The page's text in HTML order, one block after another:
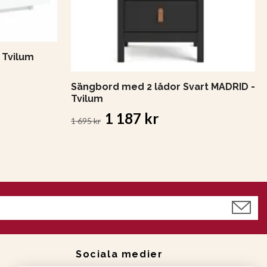
Tvilum
Sängbord med 2 lådor Svart MADRID -
Tvilum
1 695 kr 1 187 kr
Sociala medier